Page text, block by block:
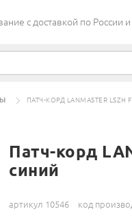
c доставкой по России
ПАТЧ-КОРД LANMASTER LSZH
Патч-корд
синий
артикул 10546 код